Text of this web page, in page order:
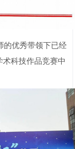
的优秀带领下已经
术科技作品竞赛中